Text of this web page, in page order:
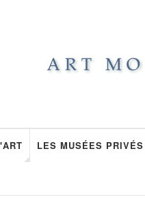
LES MUSÉES PRIVÉS